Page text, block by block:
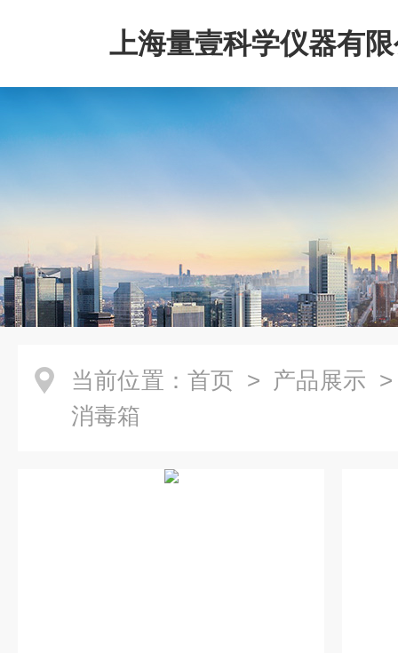
上海量壹科学仪器有
当前位置： 首页 > 产品展示
消毒箱